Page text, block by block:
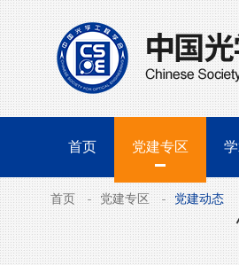
首页 党建专区
首页 党建专区 党建动态